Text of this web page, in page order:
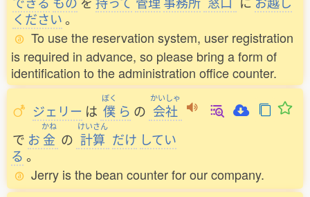
ください。
To use the reservation system, user registration
is required in advance, so please bring a form of
identification to the administration office counter.
ジェリー は
ぼく
僕 ら の
かいしゃ
会社
で お
かね
金 の
けいさん
計算 だけ してい
る 。
Jerry is the bean counter for our company.